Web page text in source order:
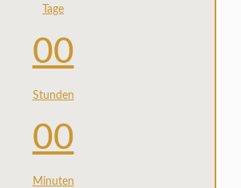
Tage
00
Stunden
00
Minuten